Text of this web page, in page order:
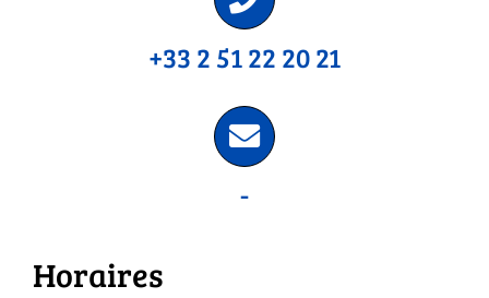
+33 2 51 22 20 21
-
Horaires